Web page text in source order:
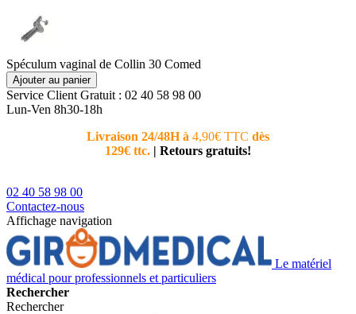
Spéculum vaginal de Collin 30 Comed
Ajouter au panier
Service Client Gratuit : 02 40 58 98 00
Lun-Ven 8h30-18h
Livraison 24/48H à 4,90€ TTC dès
129€ ttc. | Retours gratuits!
02 40 58 98 00
Contactez-nous
Affichage navigation
Le matériel
médical pour professionnels et particuliers
Rechercher
Rechercher